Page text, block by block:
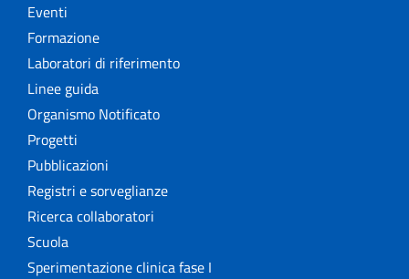
Eventi
Formazione
Laboratori di riferimento
Linee guida
Organismo Notificato
Progetti
Pubblicazioni
Registri e sorveglianze
Ricerca collaboratori
Scuola
Sperimentazione clinica fase I